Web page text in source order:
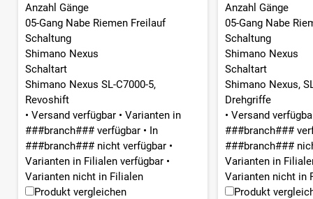
Anzahl Gänge
05-Gang Nabe Riemen Freilauf
Schaltung
Shimano Nexus
Schaltart
Shimano Nexus SL-C7000-5,
Revoshift
• Versand verfügbar • Varianten in
###branch### verfügbar • In
###branch### nicht verfügbar •
Varianten in Filialen verfügbar •
Varianten nicht in Filialen
Produkt vergleichen
Anzahl Gänge
05-Gang Nabe
Schaltung
Shimano Nexus
Schaltart
Shimano Nexus,
Drehgriffe
• Versand
###branch###
###branch###
Varianten in
Varianten nicht in
Produkt